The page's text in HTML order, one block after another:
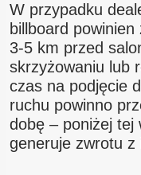
W przypadku
billboard
3-5 km przed
skrzyżowaniu lub
czas na podjęcie
ruchu powinno
dobę – poniżej tej
generuje zwrotu z